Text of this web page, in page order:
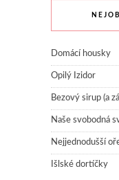
Domácí housky
Opilý Izidor
Bezový sirup (a
Naše svobodná
Nejjednodušší
Išlské dortíčky